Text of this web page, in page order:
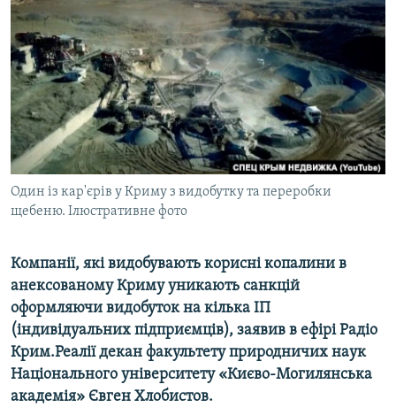
СПЕЦПРОЕКТИ
ДЕПОРТАЦІЯ
ВІДЕОУРОКИ «ELIFBE»
СВІДЧЕННЯ ОКУПАЦІЇ
УКРАЇНСЬКА ПРОБЛЕМА КРИМУ
ІНФОГРАФІКА
ЯК ОБІЙТИ БЛОКУВАННЯ
Русский
Qırımtatar
ДОЛУЧАЙСЯ!
Один із кар'єрів у Криму з видобутку та переробки
щебеню. Ілюстративне фото
Компанії, які видобувають корисні копалини в
анексованому Криму уникають санкцій
оформляючи видобуток на кілька ІП
(індивідуальних підприємців), заявив в ефірі Радіо
Крим.Реалії декан факультету природничих наук
Національного університету «Києво-Могилянська
академія» Євген Хлобистов.